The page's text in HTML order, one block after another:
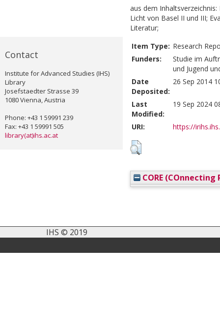
Contact
Institute for Advanced Studies (IHS)
Library
Josefstaedter Strasse 39
1080 Vienna, Austria
Phone: +43 1 59991 239
Fax: +43 1 59991 505
library(at)ihs.ac.at
aus dem
Licht von Basel II und III;
Literatur;
Item Type: Research
Funders:
Studie im
und Jugend
Date
Deposited:
26 Sep 2014
Last
Modified:
19 Sep 2024
URI: https://
CORE (COnnecting
IHS © 2019